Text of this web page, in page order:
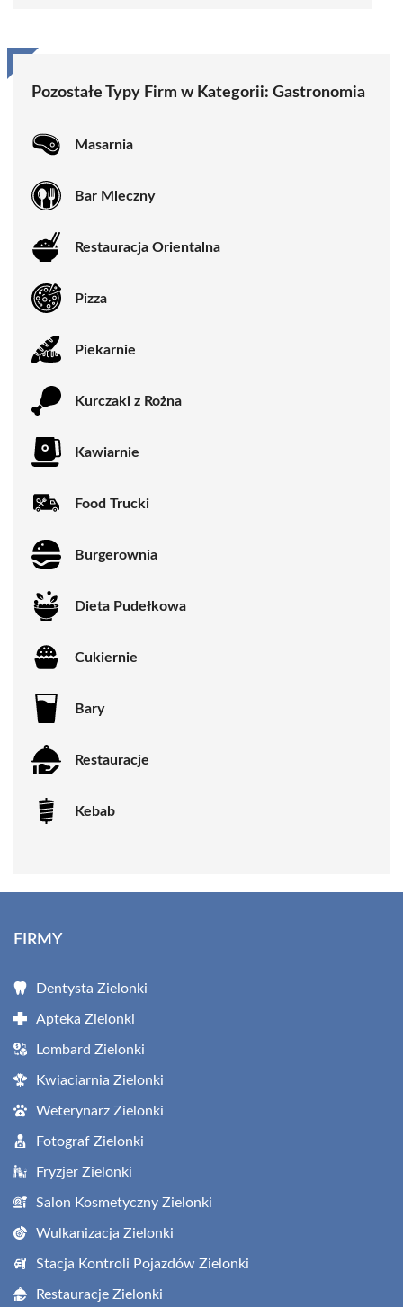
Pozostałe Typy Firm w Kategorii: Gastronomia
Masarnia
Bar Mleczny
Restauracja Orientalna
Pizza
Piekarnie
Kurczaki z Rożna
Kawiarnie
Food Trucki
Burgerownia
Dieta Pudełkowa
Cukiernie
Bary
Restauracje
Kebab
FIRMY
Dentysta Zielonki
Apteka Zielonki
Lombard Zielonki
Kwiaciarnia Zielonki
Weterynarz Zielonki
Fotograf Zielonki
Fryzjer Zielonki
Salon Kosmetyczny Zielonki
Wulkanizacja Zielonki
Stacja Kontroli Pojazdów Zielonki
Restauracje Zielonki